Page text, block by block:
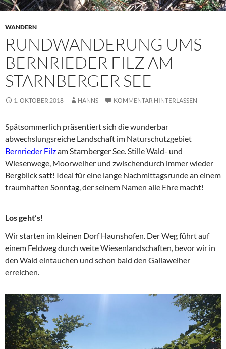
WANDERN
RUNDWANDERUNG UMS
BERNRIEDER FILZ AM
STARNBERGER SEE
1. OKTOBER 2018 HANNS KOMMENTAR HINTERLASSEN
Spätsommerlich präsentiert sich die wunderbar
abwechslungsreiche Landschaft im Naturschutzgebiet
Bernrieder Filzam Starnberger See. Stille Wald- und
Wiesenwege, Moorweiher und zwischendurch immer wieder
Bergblick satt! Ideal für eine lange Nachmittagsrunde an einem
traumhaften Sonntag, der seinem Namen alle Ehre macht!
Los geht’s!
Wir starten im kleinen Dorf Haunshofen. Der Weg führt auf
einem Feldweg durch weite Wiesenlandschaften, bevor wir in
den Wald eintauchen und schon bald den Gallaweiher
erreichen.